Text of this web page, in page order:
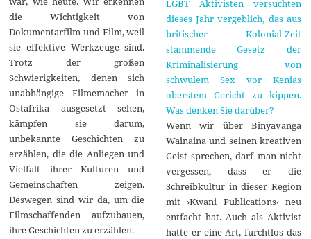
die Wichtigkeit von
Dokumentarfilm und Film, weil
sie effektive Werkzeuge sind.
Trotz der großen
Schwierigkeiten, denen sich
unabhängige Filmemacher in
Ostafrika ausgesetzt sehen,
kämpfen sie darum,
unbekannte Geschichten zu
erzählen, die die Anliegen und
Vielfalt ihrer Kulturen und
Gemeinschaften zeigen.
Deswegen sind wir da, um die
Filmschaffenden aufzubauen,
ihre Geschichten zu erzählen.
LGBT Aktivisten versuchten
dieses Jahr vergeblich, das aus
britischer Kolonial-Zeit
stammende Gesetz der
Kriminalisierung von
schwulem Sex vor Kenias
oberstem Gericht zu kippen.
Was denken Sie darüber?
Wenn wir über Binyavanga
Wainaina und seinen kreativen
Geist sprechen, darf man nicht
vergessen, dass er die
Schreibkultur in dieser Region
mit ›Kwani Publications‹ neu
entfacht hat. Auch als Aktivist
hatte er eine Art, furchtlos das